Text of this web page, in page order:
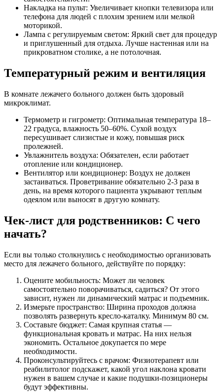
Накладка на пульт: Увеличивает кнопки телевизора или
телефона для людей с плохим зрением или мелкой
моторикой.
Лампа с регулируемым светом: Яркий свет для процедур
и приглушенный для отдыха. Лучше настенная или на
прикроватном столике, а не потолочная.
Температурный режим и вентиляция
В комнате лежачего больного должен быть здоровый
микроклимат.
Термометр и гигрометр: Оптимальная температура 18–
22 градуса, влажность 50–60%. Сухой воздух
пересушивает слизистые и кожу, повышая риск
пролежней.
Увлажнитель воздуха: Обязателен, если работает
отопление или кондиционер.
Вентилятор или кондиционер: Воздух не должен
застаиваться. Проветривание обязательно 2-3 раза в
день, на время которого пациента укрывают теплым
одеялом или выносят в другую комнату.
Чек-лист для родственников: С чего
начать?
Если вы только столкнулись с необходимостью организовать
место для лежачего больного, действуйте по порядку:
Оцените мобильность: Может ли человек
самостоятельно поворачиваться, садиться? От этого
зависит, нужен ли динамический матрас и подъемник.
Измерьте пространство: Ширина проходов должна
позволять развернуть кресло-каталку. Минимум 80 см.
Составьте бюджет: Самая крупная статья —
функциональная кровать и матрас. На них нельзя
экономить. Остальное докупается по мере
необходимости.
Проконсультируйтесь с врачом: Физиотерапевт или
реабилитолог подскажет, какой угол наклона кровати
нужен в вашем случае и какие подушки-позиционеры
будут эффективны.